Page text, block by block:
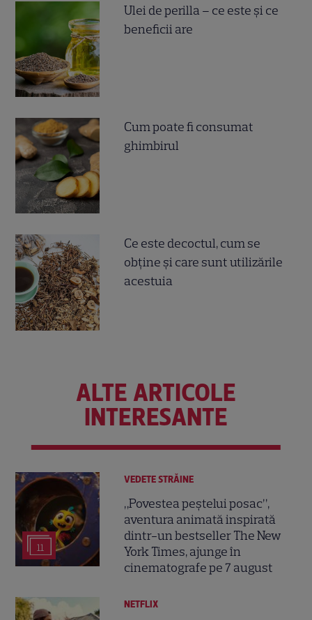
Ulei de perilla – ce este și ce
beneficii are
Cum poate fi consumat
ghimbirul
Ce este decoctul, cum se
obţine şi care sunt utilizările
acestuia
ALTE ARTICOLE
INTERESANTE
11
VEDETE STRĂINE
„Povestea peștelui posac”,
aventura animată inspirată
dintr-un bestseller The New
York Times, ajunge în
cinematografe pe 7 august
NETFLIX